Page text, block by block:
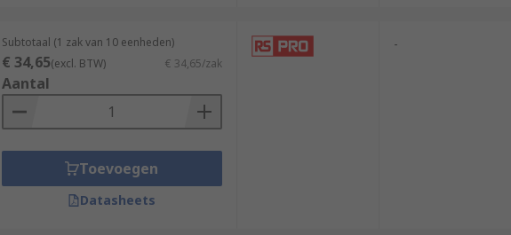
Subtotaal (1 zak van 10 eenheden)
€ 34,65(excl. BTW) € 34,65/zak
Aantal
Toevoegen
Datasheets
-